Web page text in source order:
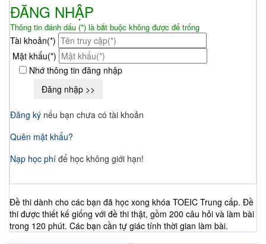
ĐĂNG NHẬP
Thông tin đánh dấu (*) là bắt buộc không được để trống
Tài khoản(*)
Mật khẩu(*)
Nhớ thông tin đăng nhập
Đăng ký nếu bạn chưa có tài khoản
Quên mật khẩu?
Nạp học phí để học không giới hạn!
Đề thi dành cho các bạn đã học xong khóa TOEIC Trung cấp. Đề
thi được thiết kế giống với đề thi thật, gồm 200 câu hỏi và làm bài
trong 120 phút. Các bạn cần tự giác tính thời gian làm bài.